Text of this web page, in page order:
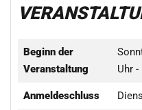
Beginn der
Veranstaltung
Uhr -
Anmeldeschluss